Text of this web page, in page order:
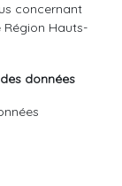
concernant
Hauts-
données